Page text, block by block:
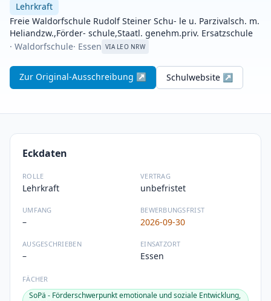
Lehrkraft
Freie Waldorfschule Rudolf Steiner Schu- le u. Parzivalsch. m.
Heliandzw.,Förder- schule,Staatl. genehm.priv. Ersatzschule
· Waldorfschule· Essen VIA LEO NRW
Zur Original-Ausschreibung ↗ Schulwebsite ↗
Eckdaten
ROLLE
Lehrkraft
VERTRAG
unbefristet
UMFANG
–
BEWERBUNGSFRIST
2026-09-30
AUSGESCHRIEBEN
–
EINSATZORT
Essen
FÄCHER
SoPä - Förderschwerpunkt emotionale und soziale Entwicklung,